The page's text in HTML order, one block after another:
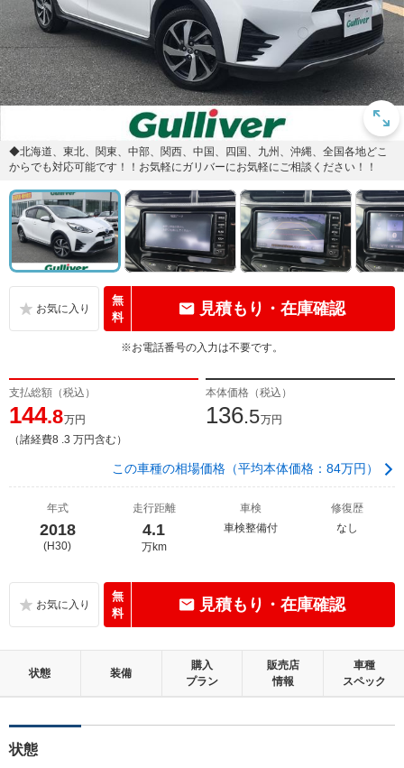
◆北海道、東北、関東、中部、関西、中国、四国、九州、沖縄、全国各地どこ
からでも対応可能です！！お気軽にガリバーにお気軽にご相談ください！！
無
料
見積もり・在庫確認
※お電話番号の入力は不要です。
支払総額（税込）
144.8万円
（諸経費8 .3 万円含む）
本体価格（税込）
136.5万円
この車種の相場価格（平均本体価格：84万円）
年式
2018
(H30)
走行距離
4.1
万km
車検
車検整備付
修復歴
なし
無
料
見積もり・在庫確認
状態 装備
購入
プラン
販売店
情報
車種
スペック
状態